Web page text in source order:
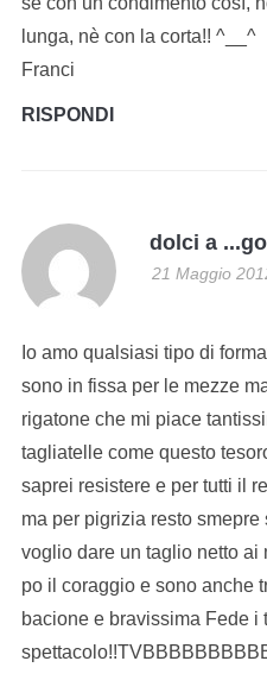
lunga, nè con la corta!! ^__^
Franci
RISPONDI
dolci a
21 Maggio
Io amo qualsiasi tipo di
sono in fissa per le mezze
rigatone che mi piace
tagliatelle come questo
saprei resistere e per tutti il
ma per pigrizia resto
voglio dare un taglio netto ai
po il coraggio e sono anche
bacione e bravissima Fede